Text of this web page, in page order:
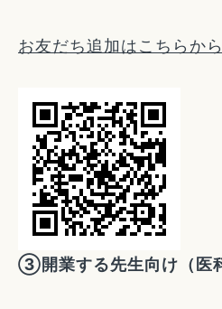
お友だち追加はこちらから
③開業する先生向け（医